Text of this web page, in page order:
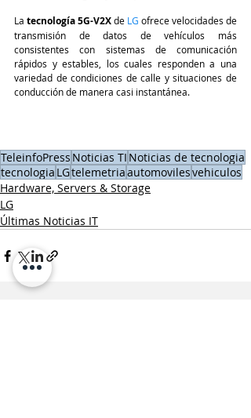
La tecnología 5G-V2X de LG ofrece velocidades de
transmisión de datos de vehículos más
consistentes con sistemas de comunicación
rápidos y estables, los cuales responden a una
variedad de condiciones de calle y situaciones de
conducción de manera casi instantánea.
TeleinfoPress Noticias TI Noticias de tecnologia
tecnologia LGtelemetriaautomovilesvehiculos
Hardware, Servers & Storage
LG
Últimas Noticias IT